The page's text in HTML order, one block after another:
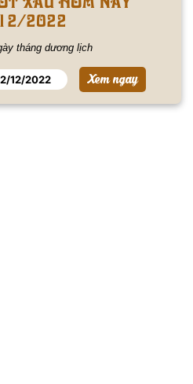
2022
tháng dương lịch